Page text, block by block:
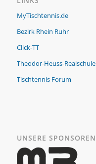
MyTischtennis.de
Bezirk Rhein Ruhr
Click-TT
Theodor-Heuss-Realschule
Tischtennis Forum
UNSERE SPONSOREN